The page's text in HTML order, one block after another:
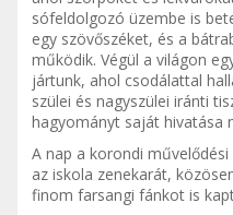
sófeldolgozó üzembe is
egy szövőszéket, és a
működik. Végül a világon
jártunk, ahol csodálattal
szülei és nagyszülei iránti
hagyományt saját hivatása
A nap a korondi
az iskola zenekarát,
finom farsangi fánkot is